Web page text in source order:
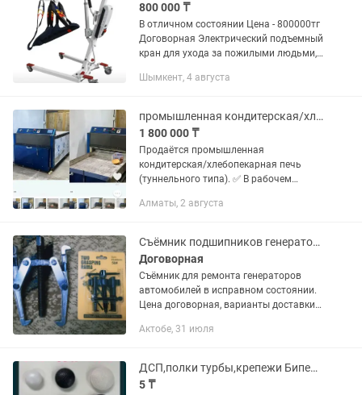
800 000 ₸
В отличном состоянии Цена - 800000тг
Договорная Электрический подъемный
кран для ухода за пожилыми людьми,
пациентов прикованной к постели.
Шымкент, 4 августа
промышленная кондитерская/хлебопекарная печь (туннельного типа)
1 800 000 ₸
Продаётся промышленная
кондитерская/хлебопекарная печь
(туннельного типа). ✅ В рабочем
хлеба, лепёшек, булочек, печенья и
Алматы, 2 августа
Съёмник подшипников генератора автомобилей.
Договорная
Съёмник для ремонта генераторов
автомобилей в исправном состоянии.
Цена договорная, варианты доставки
уточняйте интересующую вас
Актобе, 31 июля
ДСП,полки турбы,крепежи Бипер-аларма-магнит-Антикражный для одежда-обуви
5 ₸